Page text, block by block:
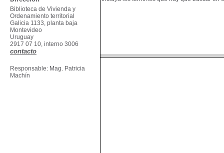
Biblioteca de Vivienda y
Ordenamiento territorial
Galicia 1133, planta baja
Montevideo
Uruguay
2917 07 10, interno 3006
contacto
Responsable: Mag. Patricia
Machín